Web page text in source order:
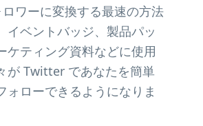
ワーに変換する最速の方法
イベントバッジ、製品パッ
ケティング資料などに使用
が Twitter であなたを簡単
ォローできるようになりま